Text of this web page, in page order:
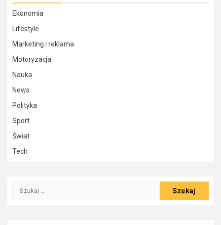
Ekonomia
Lifestyle
Marketing i reklama
Motoryzacja
Nauka
News
Polityka
Sport
Świat
Tech
Szukaj: